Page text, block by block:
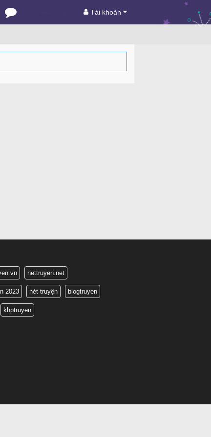
Tài khoản
nettruyen.net
2023 nét truyện blogtruyen
khptruyen